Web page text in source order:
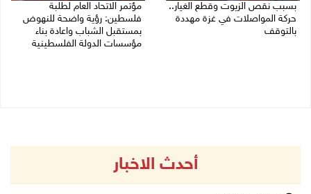
بسبب نقص الزيوت وقطع الغيار..
حركة المواصلات في غزة مهددة
بالتوقف
مؤتمر الاتحاد العام لطلبة
فلسطين: رؤية واضحة للنهوض
بمستقبل الشباب واعادة بناء
مؤسسات الدولة الفلسطينية
أحدث الاخبار